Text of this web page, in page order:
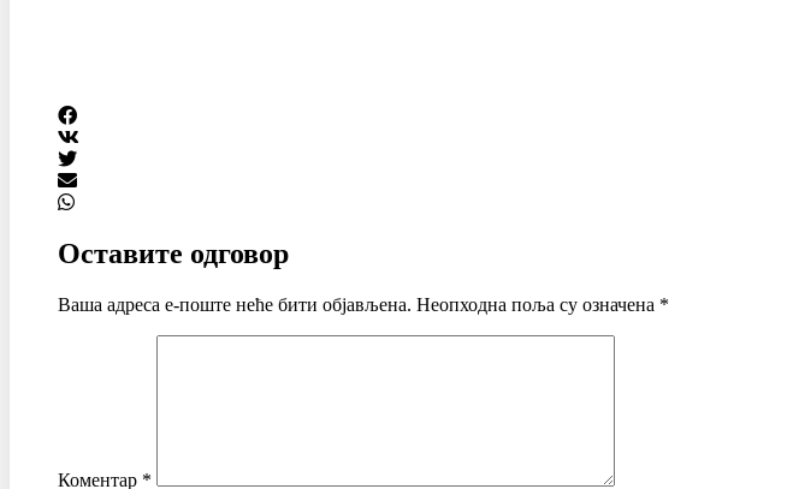
Оставите одговор
Ваша адреса е-поште неће бити објављена. Неопходна поља су означена *
Коментар *